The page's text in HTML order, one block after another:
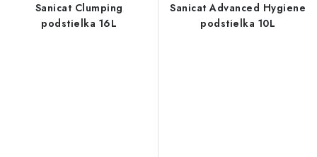
Sanicat Clumping
podstielka 16L
Sanicat Advanced Hygiene
podstielka 10L